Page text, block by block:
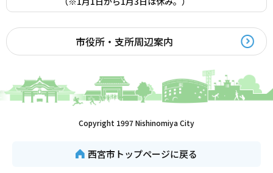
市役所・支所周辺案内
Copyright 1997 Nishinomiya City
西宮市トップページに戻る